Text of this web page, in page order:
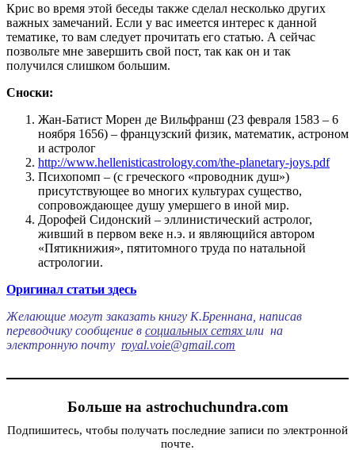
Крис во время этой беседы также сделал несколько других
важных замечаний. Если у вас имеется интерес к данной
тематике, то вам следует прочитать его статью. А сейчас
позвольте мне завершить свой пост, так как он и так
получился слишком большим.
Сноски:
Жан-Батист Морен де Вильфранш (23 февраля 1583 – 6
ноября 1656) – французский физик, математик, астроном
и астролог
http://www.hellenisticastrology.com/the-planetary-joys.pdf
Психопомп – (с греческого «проводник душ»)
присутствующее во многих культурах существо,
сопровождающее душу умершего в иной мир.
Дорофей Сидонский – эллинистический астролог,
живший в первом веке н.э. и являющийся автором
«Пятикнижия», пятитомного труда по натальной
астрологии.
Оригинал статьи здесь
Желающие могут заказать книгу К.Бреннана, написав
переводчику сообщение в социальных сетях или на
электронную почту royal.voie@gmail.com
Больше на astrochuchundra.com
Подпишитесь, чтобы получать последние записи по электронной
почте.